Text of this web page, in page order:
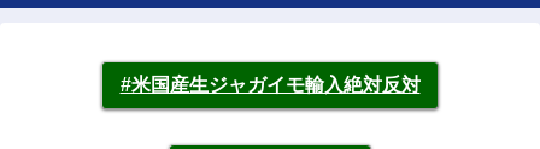
#米国産生ジャガイモ輸入絶対反対